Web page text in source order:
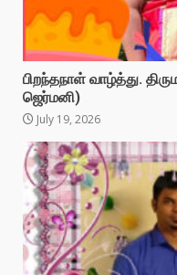
பிறந்தநாள் வாழ்த்து.
ஜெர்மனி)
July 19, 2026